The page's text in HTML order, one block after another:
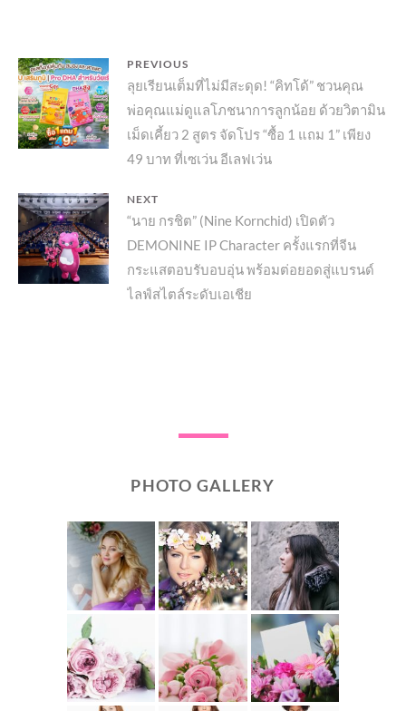
แนะแนว
เรื่อง
PREVIOUS
Previous
post:
ลุยเรียนเต็มที่ไม่มีสะดุด! “คิทโด้” ชวนคุณ
พ่อคุณแม่ดูแลโภชนาการลูกน้อย ด้วยวิตามิน
เม็ดเคี้ยว 2 สูตร จัดโปร “ซื้อ 1 แถม 1” เพียง
49 บาท ที่เซเว่น อีเลฟเว่น
NEXT
Next
post:
“นาย กรชิต” (Nine Kornchid) เปิดตัว
DEMONINE IP Character ครั้งแรกที่จีน
กระแสตอบรับอบอุ่น พร้อมต่อยอดสู่แบรนด์
ไลฟ์สไตล์ระดับเอเชีย
PHOTO GALLERY